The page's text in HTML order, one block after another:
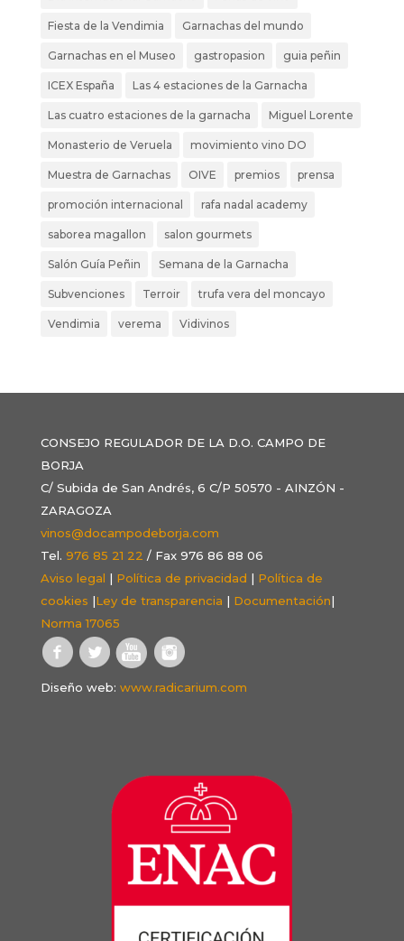
Fiesta de la Vendimia Garnachas del mundo
Garnachas en el Museo gastropasion guia peñin
ICEX España Las 4 estaciones de la Garnacha
Las cuatro estaciones de la garnacha Miguel Lorente
Monasterio de Veruela movimiento vino DO
Muestra de Garnachas OIVE premios prensa
promoción internacional rafa nadal academy
saborea magallon salon gourmets
Salón Guía Peñin Semana de la Garnacha
Subvenciones Terroir trufa vera del moncayo
Vendimia verema Vidivinos
CONSEJO REGULADOR DE LA D.O. CAMPO DE
BORJA
C/ Subida de San Andrés, 6 C/P 50570 - AINZÓN -
ZARAGOZA
vinos@docampodeborja.com
Tel. 976 85 21 22 / Fax 976 86 88 06
Aviso legal | Política de privacidad | Política de
cookies |Ley de transparencia | Documentación|
Norma 17065
Diseño web: www.radicarium.com